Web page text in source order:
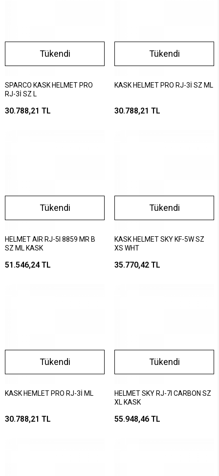
Tükendi
SPARCO KASK HELMET PRO
RJ-3İ SZ L
30.788,21 TL
Tükendi
KASK HELMET PRO RJ-3İ SZ ML
30.788,21 TL
Tükendi
HELMET AIR RJ-5I 8859 MR B
SZ ML KASK
51.546,24 TL
Tükendi
KASK HELMET SKY KF-5W SZ
XS WHT
35.770,42 TL
Tükendi
KASK HEMLET PRO RJ-3İ ML
30.788,21 TL
Tükendi
HELMET SKY RJ-7I CARBON SZ
XL KASK
55.948,46 TL